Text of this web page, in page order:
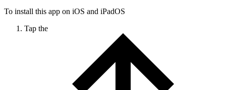
To install this app on iOS and iPadOS
Tap the